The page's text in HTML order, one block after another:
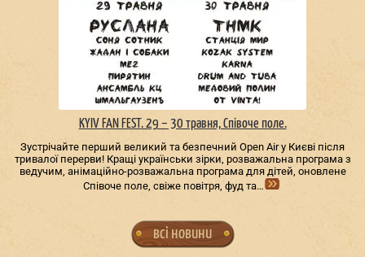
KYIV FAN FEST. 29 – 30 травня, Співоче поле.
Зустрічайте перший великий та безпечний Open Air у Києві після
тривалої перерви! Кращі українськи зірки, розважальна програма з
ведучим, анімаційно-розважальна програма для дітей, оновлене
Співоче поле, свіже повітря, фуд та…
всі новини